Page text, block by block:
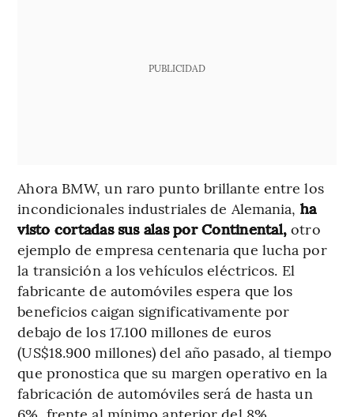
PUBLICIDAD
Ahora BMW, un raro punto brillante entre los
incondicionales industriales de Alemania, ha
visto cortadas sus alas por Continental,otro
ejemplo de empresa centenaria que lucha por
la transición a los vehículos eléctricos. El
fabricante de automóviles espera que los
beneficios caigan significativamente por
debajo de los 17.100 millones de euros
(US$18.900 millones) del año pasado, al tiempo
que pronostica que su margen operativo en la
fabricación de automóviles será de hasta un